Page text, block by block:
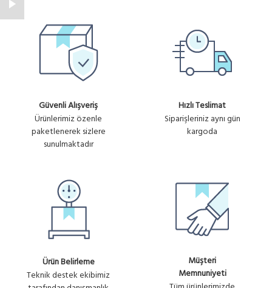
Güvenli Alışveriş
Ürünlerimiz özenle
paketlenerek sizlere
sunulmaktadır
Hızlı Teslimat
Siparişleriniz aynı gün
kargoda
Ürün Belirleme
Teknik destek ekibimiz
Müşteri
Memnuniyeti